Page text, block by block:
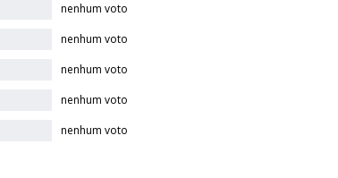
nenhum voto
nenhum voto
nenhum voto
nenhum voto
nenhum voto